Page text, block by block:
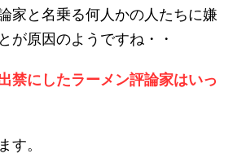
家と名乗る何人かの人たちに嫌
が原因のようですね・・
禁にしたラーメン評論家はいっ
す。